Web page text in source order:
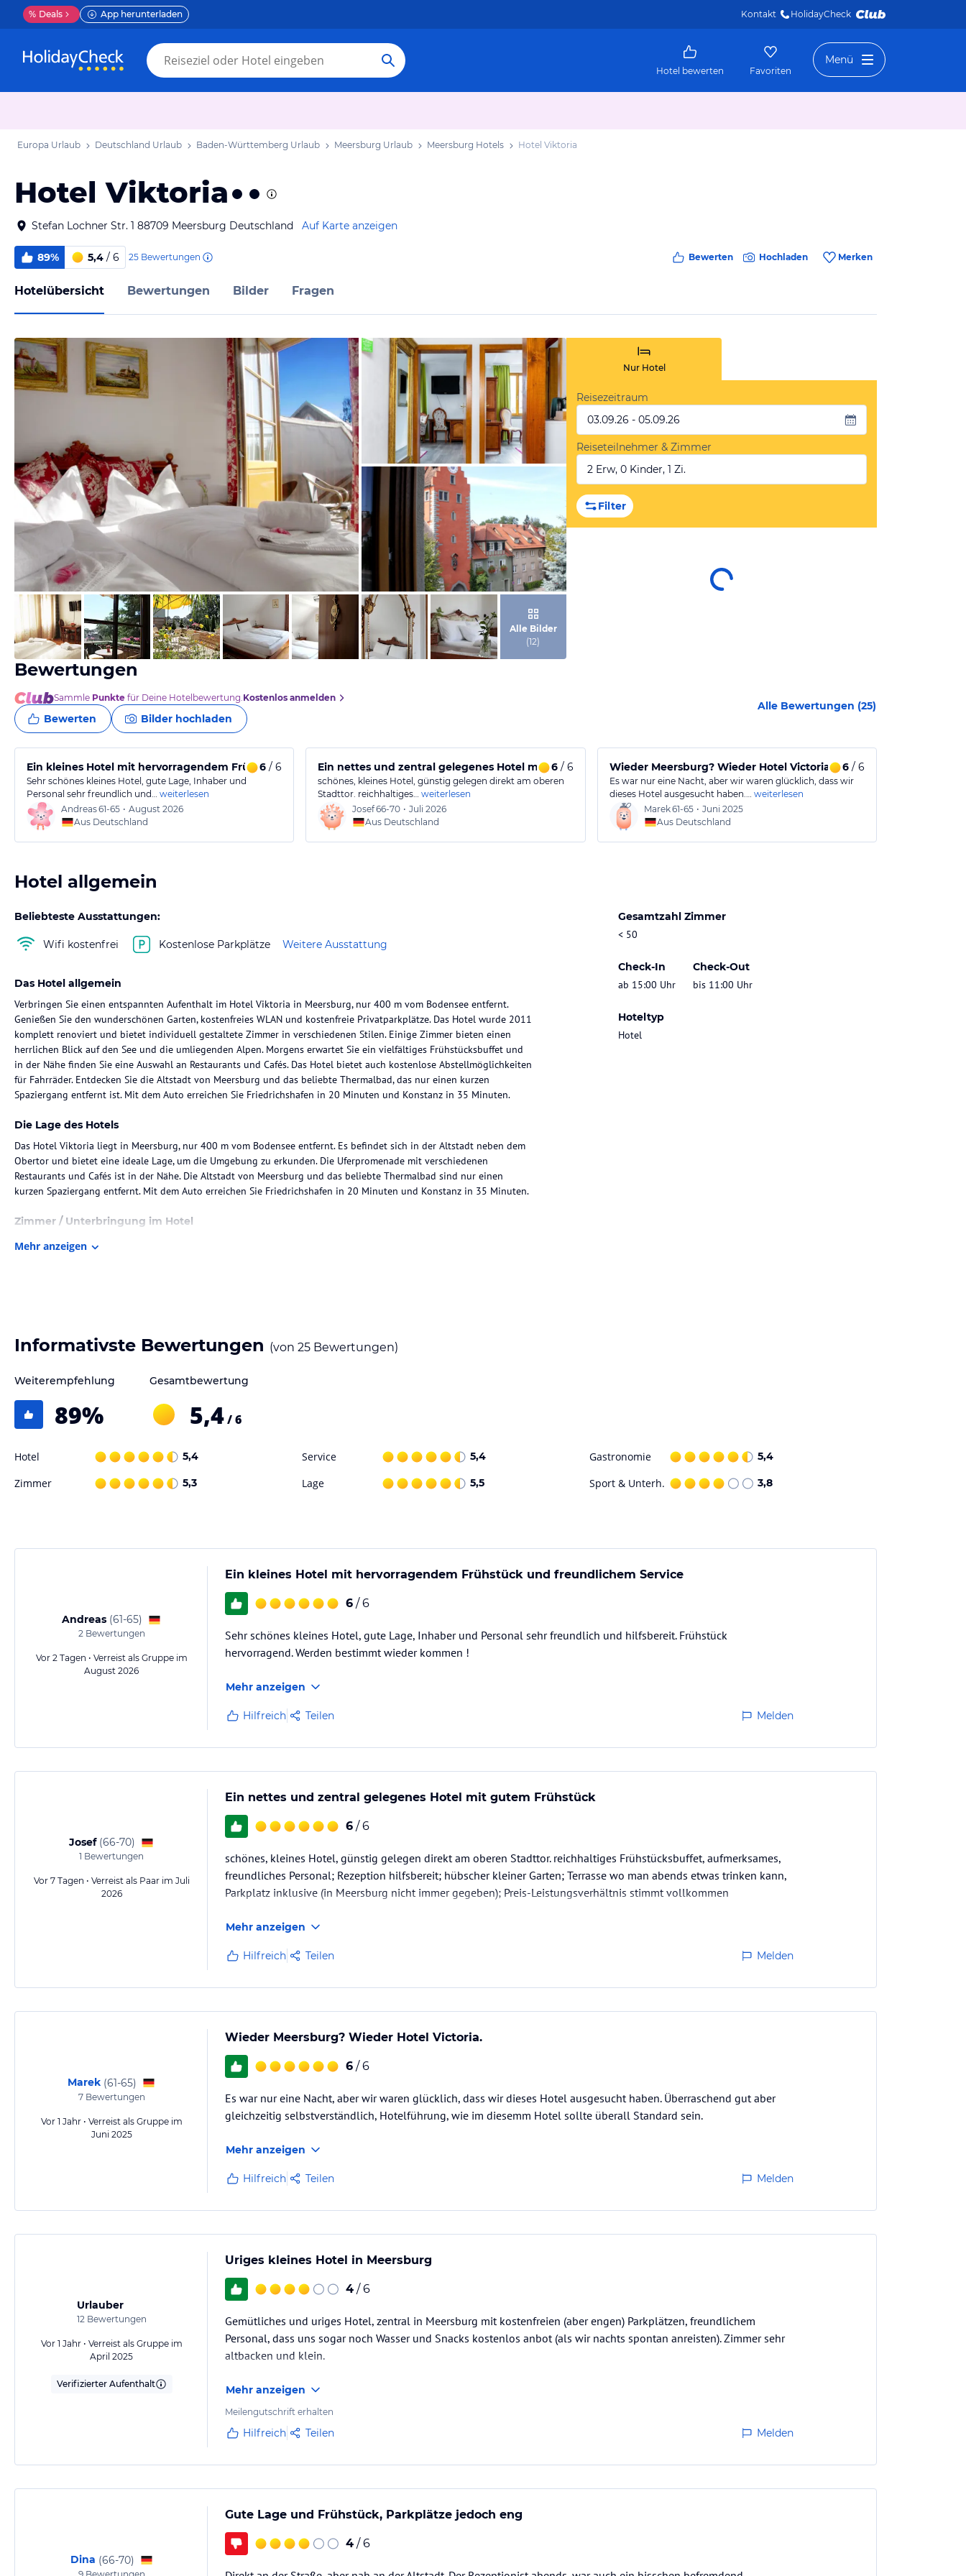
% Deals App herunterladen Kontakt HolidayCheck
Hotel bewerten Favoriten
Menü
Europa Urlaub Deutschland Urlaub Baden-Württemberg Urlaub Meersburg Urlaub Meersburg Hotels Hotel Viktoria
Hotel Viktoria
Stefan Lochner Str. 1 88709 Meersburg Deutschland Auf Karte anzeigen
89% 5,4 / 6 25 Bewertungen Bewerten Hochladen Merken
Hotelübersicht Bewertungen Bilder Fragen
von Booking.com
von Booking.com
von Booking.com
Alle Bilder
(12)
Nur Hotel
Reisezeitraum
03.09.26 - 05.09.26
Reiseteilnehmer & Zimmer
2 Erw, 0 Kinder, 1 Zi.
Filter
Bewertungen
Sammle Punkte für Deine Hotelbewertung.Kostenlos anmelden
Bewerten Bilder hochladen
Alle Bewertungen (25)
Ein kleines Hotel mit hervorragendem Frühstück und freundlichem Service
6 / 6
Sehr schönes kleines Hotel, gute Lage, Inhaber und
Personal sehr freundlich und… weiterlesen
Andreas61-65 • August 2026
Aus Deutschland
Ein nettes und zentral gelegenes Hotel mit gutem Frühstück
6/ 6
schönes, kleines Hotel, günstig gelegen direkt am oberen
Stadttor. reichhaltiges… weiterlesen
Josef66-70 • Juli 2026
Aus Deutschland
Wieder Meersburg? Wieder Hotel Victoria. 6/ 6
Es war nur eine Nacht, aber wir waren glücklich, dass wir
dieses Hotel ausgesucht haben.… weiterlesen
Marek61-65 • Juni 2025
Aus Deutschland
Hotel allgemein
Beliebteste Ausstattungen:
Wifi kostenfrei Kostenlose Parkplätze Weitere Ausstattung
Gesamtzahl Zimmer
< 50
Check-In
ab 15:00 Uhr
Check-Out
bis 11:00 Uhr
Hoteltyp
Hotel
Das Hotel allgemein
Verbringen Sie einen entspannten Aufenthalt im Hotel Viktoria in Meersburg, nur 400 m vom Bodensee entfernt.
Genießen Sie den wunderschönen Garten, kostenfreies WLAN und kostenfreie Privatparkplätze. Das Hotel wurde 2011
komplett renoviert und bietet individuell gestaltete Zimmer in verschiedenen Stilen. Einige Zimmer bieten einen
herrlichen Blick auf den See und die umliegenden Alpen. Morgens erwartet Sie ein vielfältiges Frühstücksbuffet und
in der Nähe finden Sie eine Auswahl an Restaurants und Cafés. Das Hotel bietet auch kostenlose Abstellmöglichkeiten
für Fahrräder. Entdecken Sie die Altstadt von Meersburg und das beliebte Thermalbad, das nur einen kurzen
Spaziergang entfernt ist. Mit dem Auto erreichen Sie Friedrichshafen in 20 Minuten und Konstanz in 35 Minuten.
Die Lage des Hotels
Das Hotel Viktoria liegt in Meersburg, nur 400 m vom Bodensee entfernt. Es befindet sich in der Altstadt neben dem
Obertor und bietet eine ideale Lage, um die Umgebung zu erkunden. Die Uferpromenade mit verschiedenen
Restaurants und Cafés ist in der Nähe. Die Altstadt von Meersburg und das beliebte Thermalbad sind nur einen
kurzen Spaziergang entfernt. Mit dem Auto erreichen Sie Friedrichshafen in 20 Minuten und Konstanz in 35 Minuten.
Zimmer / Unterbringung im Hotel
Das Hotel Viktoria wurde im Jahr 2011 komplett renoviert und bietet individuell gestaltete Zimmer in verschiedenen
Im Hotel Viktoria erwartet Sie morgens ein abwechslungsreiches Frühstücksbuffet, das Ihnen einen guten Start in den
Tag bietet. In der nahe gelegenen Uferpromenade finden Sie auch verschiedene Restaurants und Cafés, in denen Sie
Sport und Unterhaltung
Das Hotel Viktoria bietet kostenfreie Abstellmöglichkeiten für Fahrräder, so dass Sie die Umgebung bequem
entfernt. Außerdem haben Sie die Möglichkeit, mit dem Auto in kurzer Zeit nach Friedrichshafen und Konstanz zu
gelangen, wo Sie weitere Freizeitaktivitäten und Sehenswürdigkeiten finden.
Mehr anzeigen
Informativste Bewertungen (von 25 Bewertungen)
Weiterempfehlung
89%
Gesamtbewertung
5,4/ 6
Hotel 5,4 Service 5,4 Gastronomie 5,4
Zimmer 5,3 Lage 5,5 Sport & Unterh. 3,8
Andreas (61-65)
2Bewertungen
Vor 2 Tagen • Verreist als Gruppe im
August 2026
Ein kleines Hotel mit hervorragendem Frühstück und freundlichem Service
6 / 6
Sehr schönes kleines Hotel, gute Lage, Inhaber und Personal sehr freundlich und hilfsbereit. Frühstück
hervorragend. Werden bestimmt wieder kommen !
Mehr anzeigen
Hilfreich Teilen Melden
Josef (66-70)
1 Bewertungen
Vor 7 Tagen • Verreist als Paar im Juli
2026
Ein nettes und zentral gelegenes Hotel mit gutem Frühstück
6 / 6
schönes, kleines Hotel, günstig gelegen direkt am oberen Stadttor. reichhaltiges Frühstücksbuffet, aufmerksames,
freundliches Personal; Rezeption hilfsbereit; hübscher kleiner Garten; Terrasse wo man abends etwas trinken kann,
Parkplatz inklusive (in Meersburg nicht immer gegeben); Preis-Leistungsverhältnis stimmt vollkommen
Mehr anzeigen
Hilfreich Teilen Melden
Marek (61-65)
7Bewertungen
Vor 1 Jahr • Verreist als Gruppe im
Juni 2025
Wieder Meersburg? Wieder Hotel Victoria.
6 / 6
Es war nur eine Nacht, aber wir waren glücklich, dass wir dieses Hotel ausgesucht haben. Überraschend gut aber
gleichzeitig selbstverständlich, Hotelführung, wie im diesemm Hotel sollte überall Standard sein.
Mehr anzeigen
Hilfreich Teilen Melden
Urlauber
12Bewertungen
Vor 1 Jahr • Verreist als Gruppe im
April 2025
Verifizierter Aufenthalt
Uriges kleines Hotel in Meersburg
4 / 6
Gemütliches und uriges Hotel, zentral in Meersburg mit kostenfreien (aber engen) Parkplätzen, freundlichem
Personal, dass uns sogar noch Wasser und Snacks kostenlos anbot (als wir nachts spontan anreisten). Zimmer sehr
altbacken und klein.
Mehr anzeigen
Meilengutschrift erhalten
Hilfreich Teilen Melden
Dina (66-70)
Gute Lage und Frühstück, Parkplätze jedoch eng
4 / 6